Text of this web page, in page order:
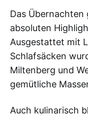
Das
absoluten
Ausgestattet mit
Schlafsäcken
Miltenberg und
gemütliche
Auch kulinarisch